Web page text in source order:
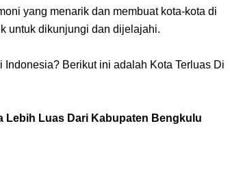
yang menarik dan membuat kota-kota di
untuk dikunjungi dan dijelajahi.
Indonesia? Berikut ini adalah Kota Terluas Di
Lebih Luas Dari Kabupaten Bengkulu